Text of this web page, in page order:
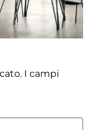
I campi